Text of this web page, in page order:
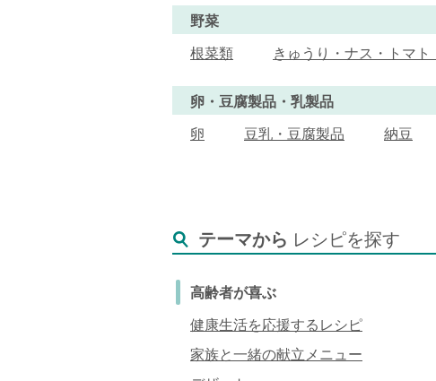
野菜
根菜類 きゅうり・ナス・トマ
卵・豆腐製品・乳製品
卵 豆乳・豆腐製品 納豆
テーマから レシピを探す
高齢者が喜ぶ
健康生活を応援するレシピ
家族と一緒の献立メニュー